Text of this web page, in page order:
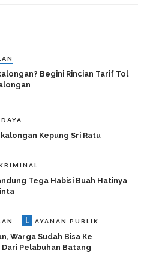
Begini Rincian Tarif Tol
Kepung Sri Ratu
Tega Habisi Buah Hatinya
L AYANAN PUBLIK
Warga Sudah Bisa Ke
Pelabuhan Batang